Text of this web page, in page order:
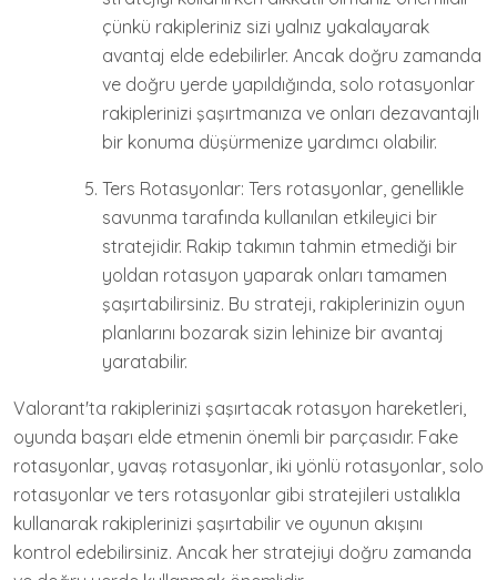
çünkü rakipleriniz sizi yalnız yakalayarak
avantaj elde edebilirler. Ancak doğru zamanda
ve doğru yerde yapıldığında, solo rotasyonlar
rakiplerinizi şaşırtmanıza ve onları dezavantajlı
bir konuma düşürmenize yardımcı olabilir.
Ters Rotasyonlar: Ters rotasyonlar, genellikle
savunma tarafında kullanılan etkileyici bir
stratejidir. Rakip takımın tahmin etmediği bir
yoldan rotasyon yaparak onları tamamen
şaşırtabilirsiniz. Bu strateji, rakiplerinizin oyun
planlarını bozarak sizin lehinize bir avantaj
yaratabilir.
Valorant'ta rakiplerinizi şaşırtacak rotasyon hareketleri,
oyunda başarı elde etmenin önemli bir parçasıdır. Fake
rotasyonlar, yavaş rotasyonlar, iki yönlü rotasyonlar, solo
rotasyonlar ve ters rotasyonlar gibi stratejileri ustalıkla
kullanarak rakiplerinizi şaşırtabilir ve oyunun akışını
kontrol edebilirsiniz. Ancak her stratejiyi doğru zamanda